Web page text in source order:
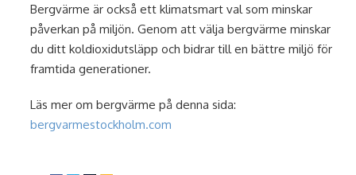
Bergvärme är också ett klimatsmart val som minskar
påverkan på miljön. Genom att välja bergvärme minskar
du ditt koldioxidutsläpp och bidrar till en bättre miljö för
framtida generationer.
Läs mer om bergvärme på denna sida:
bergvarmestockholm.com